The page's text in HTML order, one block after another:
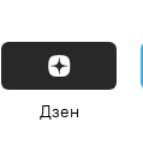
Дзен